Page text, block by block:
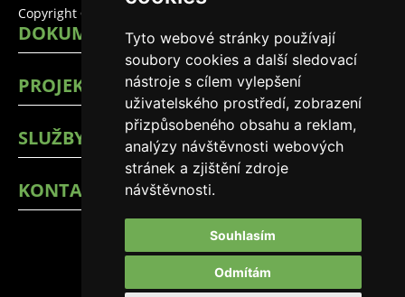
Tyto webové stránky používají
soubory cookies a další sledovací
nástroje s cílem vylepšení
uživatelského prostředí, zobrazení
přizpůsobeného obsahu a reklam,
analýzy návštěvnosti webových
stránek a zjištění zdroje
návštěvnosti.
Souhlasím
Odmítám
t
t
p
s
:
/
n
s
t
a
g
a
i
n
t
e
r
s
i
k
T
o
k
Copyright © 2026 EasyHomes
DOKUMENTY
PROJEKTY
SLUŽBY
KONTAKTY